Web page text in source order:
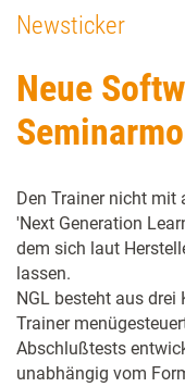
Newsticker
Neue
Den Trainer nicht mit
'Next Generation
dem sich laut
lassen.
NGL besteht aus
Trainer
Abschlußtests
unabhängig vom